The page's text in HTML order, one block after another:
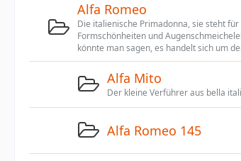
Alfa Romeo
Die italienische Primadonna, sie steht
Formschönheiten und
könnte man sagen, es handelt sich um
Alfa Mito
Der kleine Verführer aus bella
Alfa Romeo 145